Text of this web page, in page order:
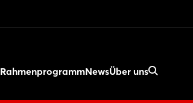
RahmenprogrammNewsÜber uns